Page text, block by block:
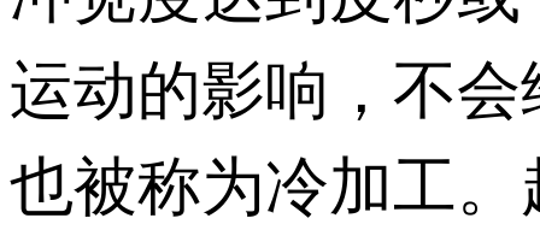
运动的影响，不
也被称为冷加工